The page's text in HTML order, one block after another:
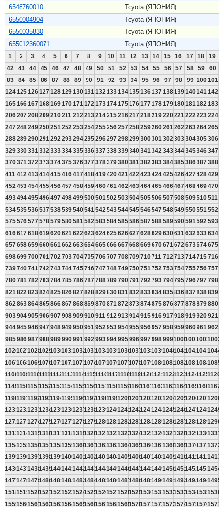
6548760010
Toyota (ЯПОНИЯ)
6550004904
Toyota (ЯПОНИЯ)
6550035830
Toyota (ЯПОНИЯ)
655012360071
Toyota (ЯПОНИЯ)
1 2 3 4 5 6 7 8 9 10 11 12 13 14 15 16 17 18
19
42
43 44 45 46 47 48 49 50 51 52 53 54 55 56 57 58 59
60
83
84 85 86 87 88 89 90 91 92 93 94 95 96 97 98 99 100101
124125126127128129130131 132 133134135136137138139140141 142
165166167168169170171 172 173174175176177178179180181 182 183
206207208209210211 212 213214215216217218219220221 222 223224
247248249250251 252 253254255256257258259260261 262 263264265
288289290291 292 293294295296297298299300301 302 303304305306
329330331 332 333334335336337338339340341 342 343344345346347
370371 372 373374375376377378379380381 382 383384385386387388
411 412 413414415416417418419420421 422 423424425426427428429
452 453454455456457458459460461 462 463464465466467468469470
493494495496497498499500501 502 503504505506507508509510511
534535536537538539540541 542 543544545546547548549550551 552
575576577578579580581 582 583584585586587588589590591 592 593
616617618619620621 622 623624625626627628629630631 632 633634
657658659660661 662 663664665666667668669670671 672 673674675
698699700701 702 703704705706707708709710711 712 713714715716
739740741 742 743744745746747748749750751 752 753754755756757
780781 782 783784785786787788789790791 792 793794795796797798
821 822 823824825826827828829830831 832 833834835836837838839
862 863864865866867868869870871 872 873874875876877878879880
903904905906907908909910911 912 913914915916917918919920921
944945946947948949950951 952 953954955956957958959960961 962
985986987988989990991 992 993994995996997998999100010011002
102610271028102910301031103210331034103510361037103810391040104110421043
106710681069107010711072107310741075107610771078107910801081108210831084
110811091110111111121113111411151116111711181119112011211122112311241125
114911501151115211531154115511561157115811591160116111621163116411651166
119011911192119311941195119611971198119912001201120212031204120512061207
123112321233123412351236123712381239124012411242124312441245124612471248
127212731274127512761277127812791280128112821283128412851286128712881289
131313141315131613171318131913201321132213231324132513261327132813291330
135413551356135713581359136013611362136313641365136613671368136913701371
139513961397139813991400140114021403140414051406140714081409141014111412
143614371438143914401441144214431444144514461447144814491450145114521453
147714781479148014811482148314841485148614871488148914901491149214931494
151815191520152115221523152415251526152715281529153015311532153315341535
155915601561156215631564156515661567156815691570157115721573157415751576